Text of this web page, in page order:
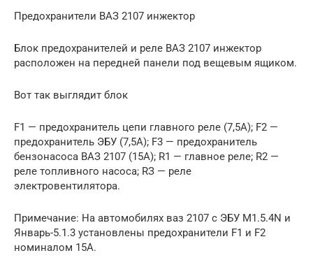
Предохранители ВАЗ 2107 инжектор
Блок предохранителей и реле ВАЗ 2107 инжектор
расположен на передней панели под вещевым ящиком.
Вот так выглядит блок
F1 — предохранитель цепи главного реле (7,5А); F2 —
предохранитель ЭБУ (7,5А); F3 — предохранитель
бензонасоса ВАЗ 2107 (15A); R1 — главное реле; R2 —
реле топливного насоса; RЗ — реле
электровентилятора.
Примечание: На автомобилях ваз 2107 с ЭБУ M1.5.4N и
Январь-5.1.3 установлены предохранители F1 и F2
номиналом 15А.